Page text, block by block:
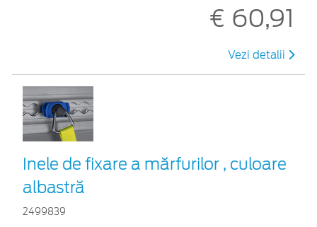
€ 60,91
Vezi detalii
Inele de fixare a mărfurilor , culoare
albastră
2499839